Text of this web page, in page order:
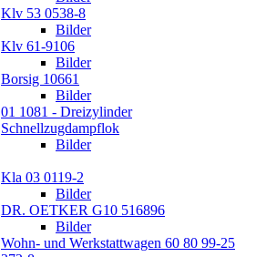
Klv 53 0538-8
Bilder
Klv 61-9106
Bilder
Borsig 10661
Bilder
01 1081 - Dreizylinder
Schnellzugdampflok
Bilder
Kla 03 0119-2
Bilder
DR. OETKER G10 516896
Bilder
Wohn- und Werkstattwagen 60 80 99-25